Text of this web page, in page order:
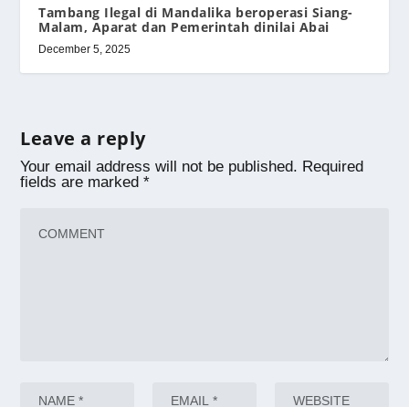
Tambang Ilegal di Mandalika beroperasi Siang-
Malam, Aparat dan Pemerintah dinilai Abai
December 5, 2025
Leave a reply
Your email address will not be published. Required
fields are marked*